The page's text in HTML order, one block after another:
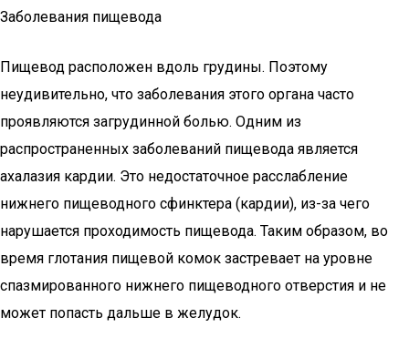
Заболевания пищевода
Пищевод расположен вдоль грудины. Поэтому
неудивительно, что заболевания этого органа часто
проявляются загрудинной болью. Одним из
распространенных заболеваний пищевода является
ахалазия кардии. Это недостаточное расслабление
нижнего пищеводного сфинктера (кардии), из-за чего
нарушается проходимость пищевода. Таким образом, во
время глотания пищевой комок застревает на уровне
спазмированного нижнего пищеводного отверстия и не
может попасть дальше в желудок.